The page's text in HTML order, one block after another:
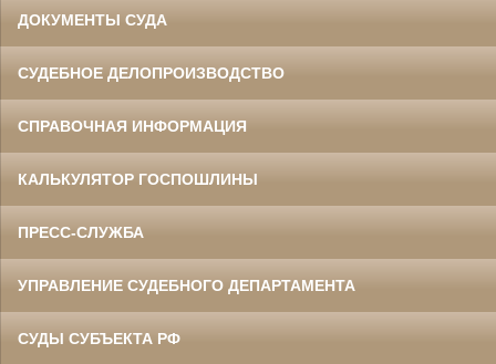
ДОКУМЕНТЫ СУДА
СУДЕБНОЕ ДЕЛОПРОИЗВОДСТВО
СПРАВОЧНАЯ ИНФОРМАЦИЯ
КАЛЬКУЛЯТОР ГОСПОШЛИНЫ
ПРЕСС-СЛУЖБА
УПРАВЛЕНИЕ СУДЕБНОГО ДЕПАРТАМЕНТА
СУДЫ СУБЪЕКТА РФ